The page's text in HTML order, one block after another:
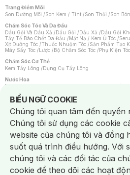
Trang Điểm Môi
Son Dưỡng Môi /Son Kem / Tint /Son Thỏi /Son
Chăm Sóc Tóc Và Da Đầu
Dầu Gội Và Dầu Xả /Dầu Gội /Dầu Xả /Dầu Gội
Tẩy Tế Bào Chết Da Đầu /Mặt Nạ / Kem Ủ Tóc /
Xịt Dưỡng Tóc /Thuốc Nhuộm Tóc /Sản Phẩm Tạo
Máy Sấy Tóc /Lược /Bộ Chăm Sóc Tóc /Phụ Kiện Tóc
Chăm Sóc Cơ Thể
Kem Tẩy Lông /Dụng Cụ Tẩy Lông
Nước Hoa
Nước Hoa Nữ
Chăm Sóc Cá Nhân
Chống Muỗi /Khẩu Trang /Máy Massage/Mặt Nạ
Sản Phẩm Chăm Sóc Khác /Bàn Chải Đánh Răng /
Hỗ Trợ Trắng Răng/Kem Đánh Răng /Máy Tăm
Tăm / Chỉ Nha Khoa/ Xịt Thơm Miệng / Dung Dịch
Khăn Ướt Vệ Sinh Vùng Kín/Băng Vệ Sinh/
Máy Cạo Râu
Vấn Đề Về Da
Da Dầu / Lỗ Chân Lông To/ Da Khô / Mất Nước/
Da Nhạy Cảm / Kích Ứng
Da Xỉn Màu Thâm /
Quầng Thâm & Bọng Mắt /Sẹo /Viêm Da Cơ Địa
BIỂU NGỮ COOKIE
Notice about cookies usage
Chúng tôi quan tâm đến quyền
Chúng tôi sử dụng các cookie
website của chúng tôi và đồng
suốt quá trình điều hướng. Với
chúng tôi và các đối tác của
cookie để theo dõi các hoạt